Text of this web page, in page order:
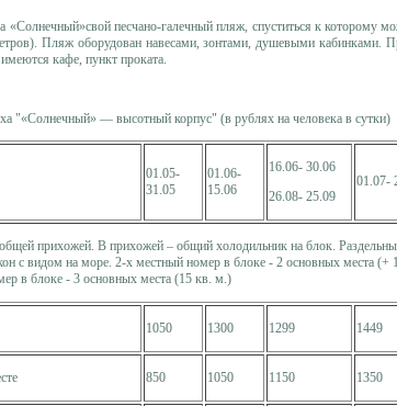
«Солнечный»свой песчано-галечный пляж, спуститься к которому
Пляж оборудован навесами, зонтами, душевыми кабинками.
кафе, пункт проката.
"«Солнечный» — высотный корпус" (в рублях на человека в сутки)
01.05-
31.05
01.06-
15.06
16.06- 30.06
26.08- 25.09
01.07-
прихожей. В прихожей – общий холодильник на блок.
с видом на море. 2-х местный номер в блоке - 2 основных места (+
в блоке - 3 основных места (15 кв. м.)
1050 1300 1299 1449
850 1050 1150 1350